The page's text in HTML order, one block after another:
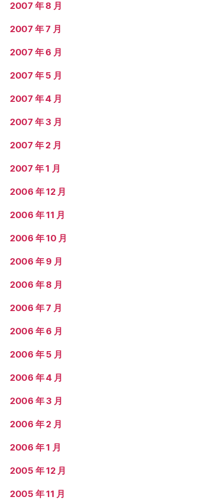
2007 年 8 月
2007 年 7 月
2007 年 6 月
2007 年 5 月
2007 年 4 月
2007 年 3 月
2007 年 2 月
2007 年 1 月
2006 年 12 月
2006 年 11 月
2006 年 10 月
2006 年 9 月
2006 年 8 月
2006 年 7 月
2006 年 6 月
2006 年 5 月
2006 年 4 月
2006 年 3 月
2006 年 2 月
2006 年 1 月
2005 年 12 月
2005 年 11 月